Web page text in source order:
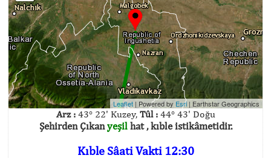
Leaflet | Powered by Esri | Earthstar Geographics
Arz :43° 22' Kuzey, Tûl :44° 43' Doğu
Şehirden Çıkanyeşilhat , kıble istikâmetidir.
Kıble Sâati Vakti 12:30